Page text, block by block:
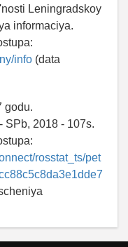
Leningradskoy
informaciya.
info (data
godu.
SPb, 2018 - 107s.
rosstat_ts/pet